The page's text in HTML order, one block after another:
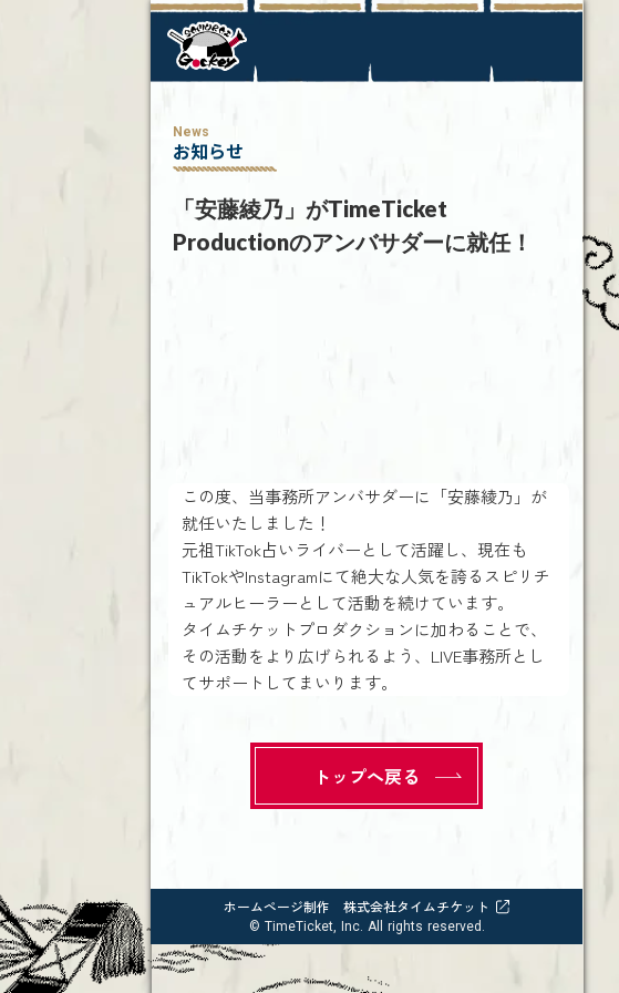
News
お知らせ
「安藤綾乃」がTimeTicket
Productionのアンバサダーに就任！
この度、当事務所アンバサダーに「安藤綾乃」が
就任いたしました！
元祖TikTok占いライバーとして活躍し、現在も
TikTokやInstagramにて絶大な人気を誇るスピリチ
ュアルヒーラーとして活動を続けています。
タイムチケットプロダクションに加わることで、
その活動をより広げられるよう、LIVE事務所とし
てサポートしてまいります。
トップへ戻る
ホームページ制作 株式会社タイムチケット
© TimeTicket, Inc. All rights reserved.